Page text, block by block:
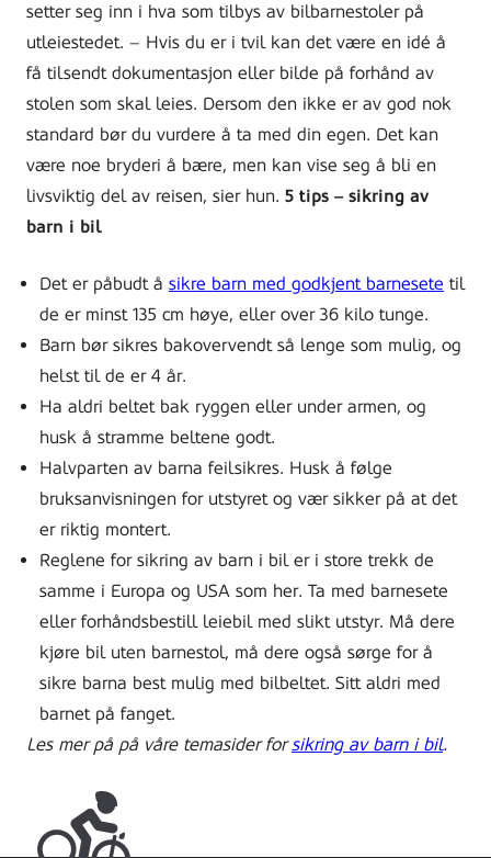
setter seg inn i hva som tilbys av bilbarnestoler på
utleiestedet. – Hvis du er i tvil kan det være en idé å
få tilsendt dokumentasjon eller bilde på forhånd av
stolen som skal leies. Dersom den ikke er av god nok
standard bør du vurdere å ta med din egen. Det kan
være noe bryderi å bære, men kan vise seg å bli en
livsviktig del av reisen, sier hun. 5 tips – sikring av
barn i bil
Det er påbudt å sikre barn med godkjent barnesete til
de er minst 135 cm høye, eller over 36 kilo tunge.
Barn bør sikres bakovervendt så lenge som mulig, og
helst til de er 4 år.
Ha aldri beltet bak ryggen eller under armen, og
husk å stramme beltene godt.
Halvparten av barna feilsikres. Husk å følge
bruksanvisningen for utstyret og vær sikker på at det
er riktig montert.
Reglene for sikring av barn i bil er i store trekk de
samme i Europa og USA som her. Ta med barnesete
eller forhåndsbestill leiebil med slikt utstyr. Må dere
kjøre bil uten barnestol, må dere også sørge for å
sikre barna best mulig med bilbeltet. Sitt aldri med
barnet på fanget.
Les mer på på våre temasider forsikring av barn i bil.